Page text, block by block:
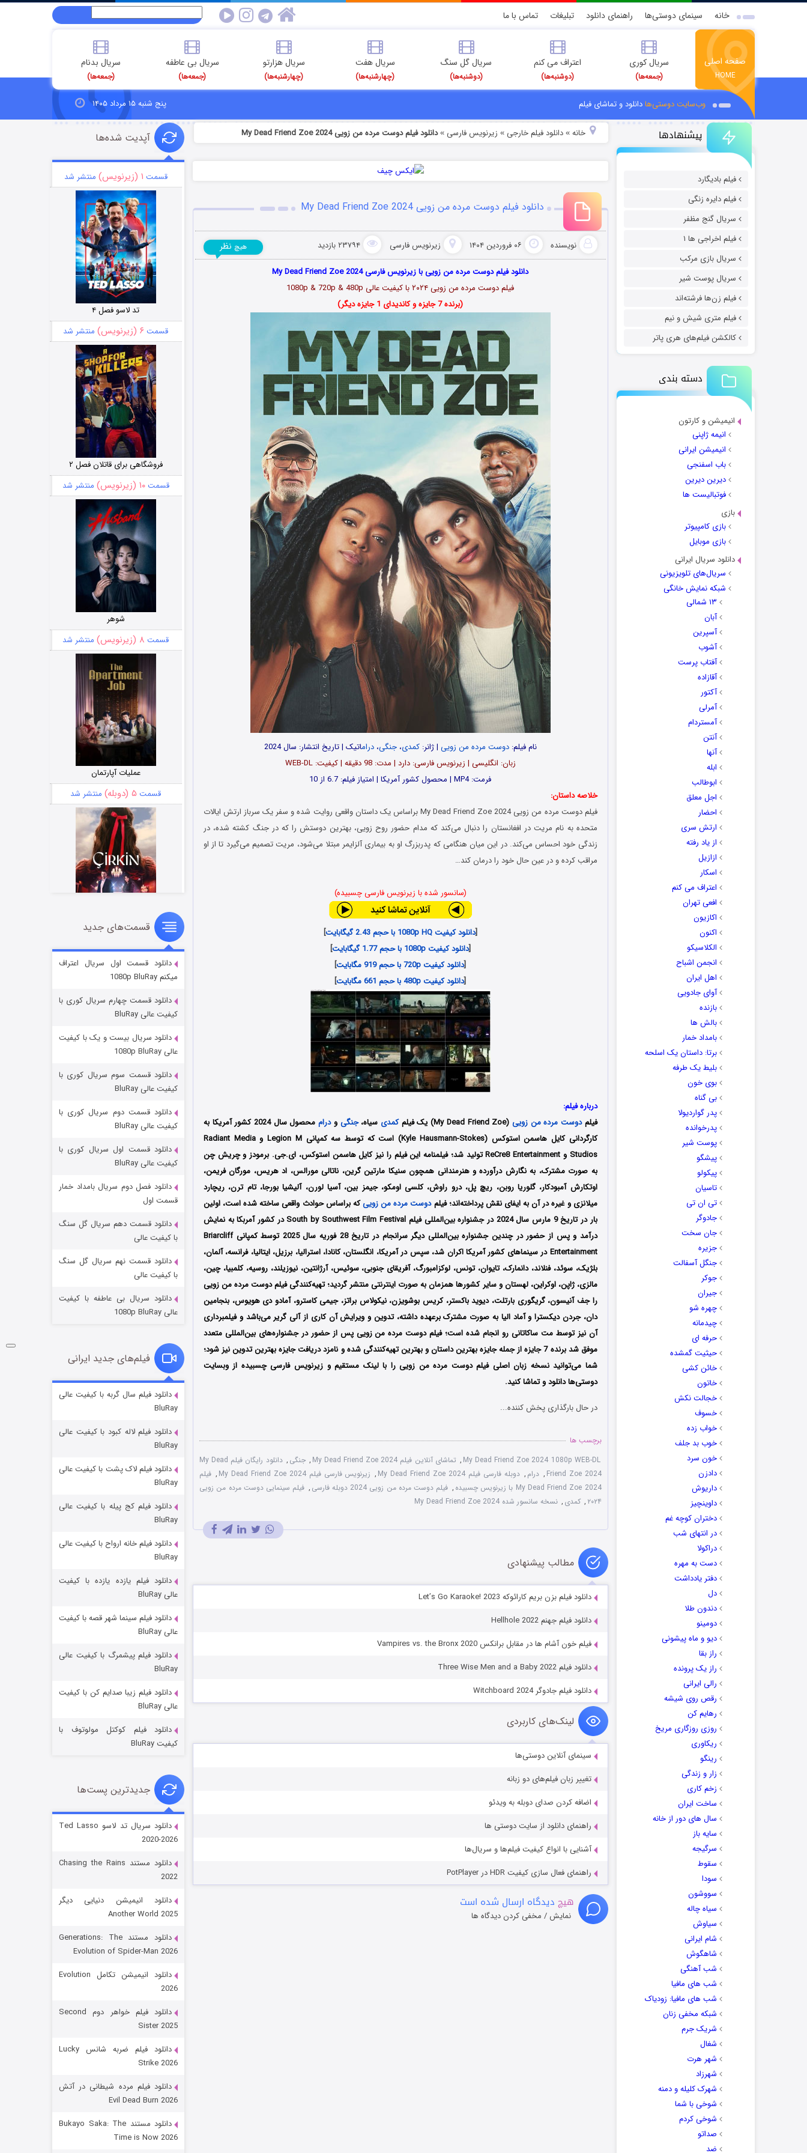
خانه سینمای دوستی‌ها راهنمای دانلود تبلیغات تماس با ما
صفحه اصلی
HOME
سریال کوری
(جمعه‌ها)
اعتراف می کنم
(دوشنبه‌ها)
سریال گل سنگ
(دوشنبه‌ها)
سریال هفت
(چهارشنبه‌ها)
سریال هزارتو
(چهارشنبه‌ها)
سریال بی عاطفه
(جمعه‌ها)
سریال بدنام
(جمعه‌ها)
وب‌سایت دوستی‌هادانلود و تماشای فیلم پنج شنبه ۱۵ مرداد ۱۴۰۵
پیشنهادها
فیلم بادیگارد
فیلم دایره زنگی
سریال گنج مظفر
فیلم اخراجی ها ۱
سریال بازی مرکب
سریال پوست شیر
فیلم زن‌ها فرشته‌اند
فیلم متری شیش و نیم
کالکشن فیلم‌های هری پاتر
دسته بندی
انیمیشن و کارتون
انیمه ژاپنی
انیمیشن ایرانی
باب اسفنجی
دیرین دیرین
فوتبالیست ها
بازی
بازی کامپیوتر
بازی موبایل
دانلود سریال ایرانی
سریال‌های تلویزیونی
شبکه نمایش خانگی
۱۳ شمالی
آبان
آسپرین
آشوب
آفتاب پرست
آقازاده
آکتور
آمرلی
آمستردام
آنتن
آنها
ابله
ابوطالب
اجل معلق
احضار
ارتش سری
از یاد رفته
ازازیل
اسکار
اعتراف می کنم
افعی تهران
اکازیون
اکنون
الکلاسیکو
انجمن اشباح
اهل ایران
آوای جادویی
بازنده
بالش ها
بامداد خمار
برتا: داستان یک اسلحه
بلیط یک‌‌ طرفه
بوی خون
بی گناه
پدر گواردیولا
پدرخوانده
پوست شیر
پیشگو
پیکولو
تاسیان
تی ان تی
جادوگر
جان سخت
جزیره
جنگل آسفالت
جوکر
جیران
چهره شو
چیدمانه
حرفه ای
حیثیت گمشده
خائن کشی
خاتون
خجالت نکش
خسوف
خواب زده
خوب بد جلف
خون سرد
دادزن
داریوش
داوینچیز
دختران کوچه غم
در انتهای شب
دراکولا
دست به مهره
دفتر یادداشت
دل
دندون طلا
دومینو
دیو و ماه پیشونی
راز بقا
راز یک پرونده
رالی ایرانی
رقص روی شیشه
رهایم کن
روزی روزگاری مریخ
ریکاوری
رینگو
زار و زندگی
زخم کاری
ساخت ایران
سال های دور از خانه
سایه باز
سرگیجه
سقوط
سودا
سووشون
سیاه چاله
سیاوش
شام ایرانی
شاهگوش
شب آهنگی
شب های مافیا
شب های مافیا: زودیاک
شبکه مخفی زنان
شریک جرم
شغال
شهر هرت
شهرزاد
شهرک کلیله و دمنه
شوخی با شما
شوخی کردم
صداتو
ضد
خانه» دانلود فیلم خارجی » زیرنویس فارسی »دانلود فیلم دوست مرده من زویی My Dead Friend Zoe 2024
دانلود فیلم دوست مرده من زویی My Dead Friend Zoe 2024
نویسنده ۰۶ فروردین ۱۴۰۴ زیرنویس فارسی ۲۳۷۹۴ بازدید هیچ نظر
دانلود فیلم دوست مرده من زویی با زیرنویس فارسی My Dead Friend Zoe 2024
فیلم دوست مرده من زویی ۲۰۲۴ با کیفیت عالی 1080p & 720p & 480p
(برنده 7 جایزه و کاندیدای 1 جایزه دیگر)
نام فیلم:دوست مرده من زویی | ژانر:کمدی،جنگی،دراماتیک | تاریخ انتشار: سال 2024
زبان: انگلیسی | زیرنویس فارسی: دارد | مدت: 98 دقیقه | کیفیت: WEB-DL
فرمت: MP4 | محصول کشور آمریکا | امتیاز فیلم: 6.7 از 10
خلاصه داستان:
فیلم دوست مرده من زویی My Dead Friend Zoe 2024 براساس یک داستان واقعی روایت شده و سفر یک سرباز ارتش ایالات
متحده به نام مریت در افغانستان را دنبال می‌کند که مدام حضور روح زویی، بهترین دوستش را که در جنگ کشته شده، در
زندگی خود احساس می‌کند. در این میان هنگامی که پدربزرگ او به بیماری آلزایمر مبتلا می‌شود، مریت تصمیم می‌گیرد تا از او
مراقب کرده و در عین حال خود را درمان کند…
(سانسور شده با زیرنویس فارسی چسبیده)
[دانلود کیفیت 1080p HQ با حجم 2.43 گیگابایت
]
[دانلود کیفیت 1080p با حجم 1.77 گیگابایت
]
[دانلود کیفیت 720p با حجم 919 مگابایت
]
[دانلود کیفیت 480p با حجم 661 مگابایت ]
درباره فیلم:
فیلمدوست مرده من زویی (My Dead Friend Zoe) یک فیلم کمدی سیاه،جنگی ودرام
محصول سال 2024 کشور آمریکا به
کارگردانی کایل هاسمن استوکس (Kyle Hausmann-Stokes) است که توسط سه کمپانی‌ Legion M و Radiant Media
Studios و ReCre8 Entertainment تولید شد؛ فیلمنامه این فیلم را نیز کایل هاسمن استوکس، ای.جی. برمودز و چریش چن
به صورت مشترک، به نگارش درآورده و هنرمندانی همچون سنیکا مارتین گرین، ناتالی مورالس، اد هریس، مورگان فریمن،
اوتکارش آمبودکار، گلوریا روبن، ریچ پل، درو راوش، کلسی اومکو، جیمز بین، آسیا لورن، آلیشیا بورجا، تام ترن، ریچارد
میلانزی و غیره در آن به ایفای نقش پرداخته‌اند؛ فیلمدوست مرده من زوییکه براساس حوادث واقعی ساخته شده است، اولین
بار در تاریخ 9 مارس سال 2024 در جشنواره بین‌المللی فیلم South by Southwest Film Festival در کشور آمربکا به نمایش
درآمد و پس از حضور در چندین جشنواره بین‌المللی دیگر سرانجام در تاریخ 28 فوریه سال 2025 توسط کمپانی‌ Briarcliff
Entertainment در سینماهای کشور آمریکا اکران شد، سپس در آمریکا، انگلستان، کانادا، استرالیا، برزیل، ایتالیا، فرانسه، آلمان،
بلژیک، سوئد، فنلاند، دانمارک، تایوان، تونس، لوکزامبورگ، آفریقای جنوبی، سوئیس، آرژانتین، نیوزیلند، روسیه، کلمبیا، چین،
مالزی، ژاپن، اوکراین، لهستان و سایر کشورها همزمان به صورت اینترنتی منتشر گردید؛ تهیه‌کنندگی فیلم دوست مرده من زویی
را جف آنیسون، گریگوری بارتلت، دیوید باکستر، کریس بوشویزن، نیکولاس براتز، جیمی کاسترو، آمادو دی هویوس، بنجامین
دان، جردن دیکسترا و آماد الیا به صورت مشترک برعهده داشته، تدوین و ویرایش آن کاری از آلی گریر می‌باشد و فیلمبرداری
آن نیز توسط مت ساکاتانی رو انجام شده است؛ فیلم دوست مرده من زویی پس از حضور در جشنواره‌‌‌‌های بین‌المللی متعدد
موفق شد برنده 7 جایزه از جمله جایزه بهترین داستان و بهترین تهیه‌کنندگی شده و نامزد دریافت جایزه بهترین تدوین نیز شود؛
شما می‌توانید نسخه زبان اصلی فیلم دوست مرده من زویی را با ‌لینک مستقیم و زیرنویس فارسی چسبیده از وبسایت
دوستی‌ها دانلود و تماشا کنید.
در حال بارگذاری پخش کننده...
برچسب ها
My Dead Friend Zoe 2024 1080p WEB-DL
, تماشای آنلاین فیلم My Dead Friend Zoe 2024 , جنگی ,
دانلود رایگان فیلم My Dead
Friend Zoe 2024
, درام , دوبله فارسی فیلم My Dead Friend Zoe 2024 , زیرنویس فارسی فیلم My Dead Friend Zoe 2024 , فیلم
My Dead Friend Zoe 2024 با زیرنویس چسبیده
, فیلم دوست مرده من زویی 2024 دوبله فارسی , فیلم سینمایی دوست مرده من زویی
۲۰۲۴ , کمدی , نسخه سانسور شده My Dead Friend Zoe 2024
مطالب پیشنهادی
دانلود فیلم بزن بریم کارائوکه Let’s Go Karaoke! 2023
دانلود فیلم جهنم Hellhole 2022
فیلم خون آشام ها در مقابل برانکس Vampires vs. the Bronx 2020
دانلود فیلم Three Wise Men and a Baby 2022
دانلود فیلم جادوگر Witchboard 2024
لینک‌های کاربردی
سینمای آنلاین دوستی‌ها
تغییر زبان فیلم‌های دو زبانه
اضافه کردن صدای دوبله به ویدئو
راهنمای دانلود از سایت دوستی ها
آشنایی با انواع کیفیت فیلم‌ها و سریال‌ها
راهنمای فعال سازی کیفیت HDR در PotPlayer
هیچ دیدگاه ارسال شده است
نمایش / مخفی کردن دیدگاه ها
آپدیت شده‌ها
قسمت ۱ (زیرنویس) منتشر شد
تد لاسو فصل ۴
قسمت ۶ (زیرنویس) منتشر شد
فروشگاهی برای قاتلان فصل ۲
قسمت۱۰ (زیرنویس) منتشر شد
شوهر
قسمت ۸ (زیرنویس) منتشر شد
عملیات آپارتمان
قسمت ۵ (دوبله) منتشر شد
سریال زشت
قسمت۲ (زیرنویس) منتشر شد
مردگان متحرک: شهر مرده ۳
شکست استوارت در نجات جهان
قسمت ۷ (زیرنویس) منتشر شد
شوگر فصل ۲
قسمت
خاندان اژدها فصل ۳
جادوگری در مغولستان
قسمت
رویایی برای تو
قسمت
قسمت‌های جدید
دانلود قسمت اول سریال اعتراف
میکنم 1080p BluRay
دانلود قسمت چهارم سریال کوری با
کیفیت عالی BluRay
دانلود سریال بیست و یک با کیفیت
عالی 1080p BluRay
دانلود قسمت سوم سریال کوری با
کیفیت عالی BluRay
دانلود قسمت دوم سریال کوری با
کیفیت عالی BluRay
دانلود قسمت اول سریال کوری با
کیفیت عالی BluRay
دانلود فصل دوم سریال بامداد خمار
قسمت اول
دانلود قسمت دهم سریال گل سنگ
با کیفیت عالی
دانلود قسمت نهم سریال گل سنگ
با کیفیت عالی
دانلود سریال بی عاطفه با کیفیت
عالی 1080p BluRay
فیلم‌های جدید ایرانی
دانلود فیلم سال گربه با کیفیت عالی
BluRay
دانلود فیلم لاله کبود با کیفیت عالی
BluRay
دانلود فیلم لاک پشت با کیفیت عالی
BluRay
دانلود فیلم کج‌ پیله با کیفیت عالی
BluRay
دانلود فیلم خانه ارواح با کیفیت عالی
BluRay
دانلود فیلم یازده یازده با کیفیت
عالی BluRay
دانلود فیلم سینما شهر قصه با کیفیت
عالی BluRay
دانلود فیلم پیشمرگ با کیفیت عالی
BluRay
دانلود فیلم زیبا صدایم کن با کیفیت
عالی BluRay
دانلود فیلم کوکتل مولوتوف با
کیفیت BluRay
جدیدترین پست‌ها
دانلود سریال تد لاسو Ted Lasso
2020-2026
دانلود مستند Chasing the Rains
2022
دانلود انیمیشن دنیایی دیگر
Another World 2025
دانلود مستند Generations: The
Evolution of Spider-Man 2026
دانلود انیمیشن تکامل Evolution
2026
دانلود فیلم خواهر دوم Second
Sister 2025
دانلود فیلم ضربه شانس Lucky
Strike 2026
دانلود فیلم مرده شیطانی در آتش
Evil Dead Burn 2026
دانلود مستند Bukayo Saka: The
Time is Now 2026